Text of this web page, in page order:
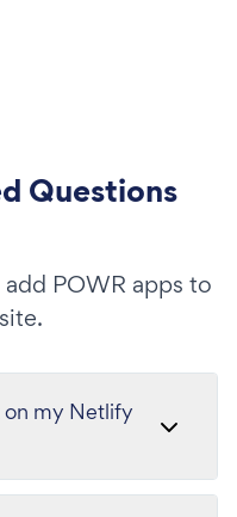
Questions
POWR apps to
on my Netlify